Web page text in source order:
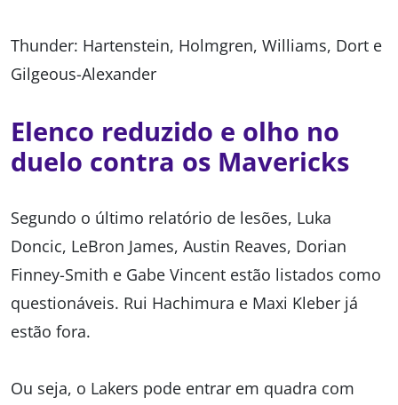
Thunder: Hartenstein, Holmgren, Williams, Dort e
Gilgeous-Alexander
Elenco reduzido e olho no
duelo contra os Mavericks
Segundo o último relatório de lesões, Luka
Doncic, LeBron James, Austin Reaves, Dorian
Finney-Smith e Gabe Vincent estão listados como
questionáveis. Rui Hachimura e Maxi Kleber já
estão fora.
Ou seja, o Lakers pode entrar em quadra com